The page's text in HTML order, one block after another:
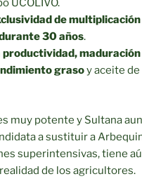
UCOLIVO.
de
30 años.
productividad, maduración
grasoy aceite de
muy potente y Sultana
a sustituir a
superintensivas, tiene
de los agricultores.